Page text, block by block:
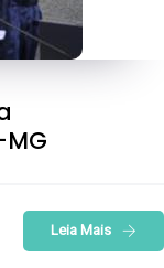
Leia Mais